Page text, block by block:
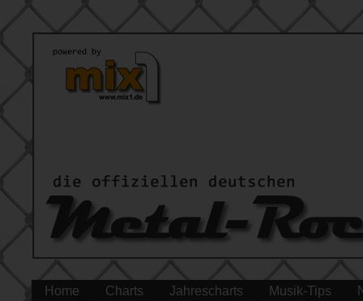
Home Charts Jahrescharts Musik-Tips